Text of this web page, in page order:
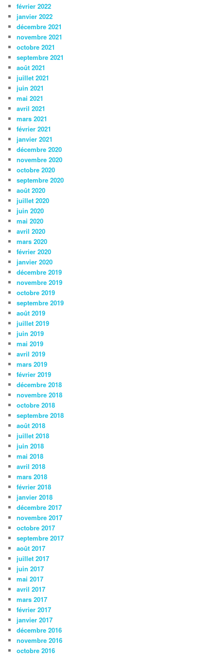
février 2022
janvier 2022
décembre 2021
novembre 2021
octobre 2021
septembre 2021
août 2021
juillet 2021
juin 2021
mai 2021
avril 2021
mars 2021
février 2021
janvier 2021
décembre 2020
novembre 2020
octobre 2020
septembre 2020
août 2020
juillet 2020
juin 2020
mai 2020
avril 2020
mars 2020
février 2020
janvier 2020
décembre 2019
novembre 2019
octobre 2019
septembre 2019
août 2019
juillet 2019
juin 2019
mai 2019
avril 2019
mars 2019
février 2019
décembre 2018
novembre 2018
octobre 2018
septembre 2018
août 2018
juillet 2018
juin 2018
mai 2018
avril 2018
mars 2018
février 2018
janvier 2018
décembre 2017
novembre 2017
octobre 2017
septembre 2017
août 2017
juillet 2017
juin 2017
mai 2017
avril 2017
mars 2017
février 2017
janvier 2017
décembre 2016
novembre 2016
octobre 2016